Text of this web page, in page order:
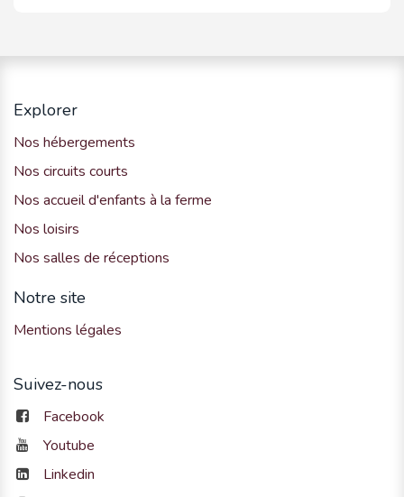
Explorer
Nos hébergements
Nos circuits courts
Nos accueil d'enfants à la ferme
Nos loisirs
Nos salles de réceptions
Notre site
Mentions légales
Suivez-nous
Facebook
Youtube
Linkedin